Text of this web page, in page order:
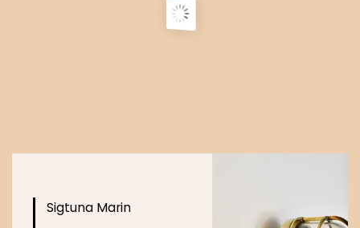
Sigtuna Marin